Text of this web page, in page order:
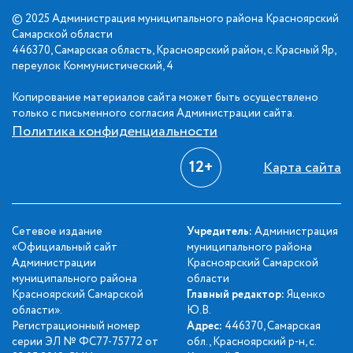
© 2025 Администрация муниципального района Красноярский
Самарской области
446370, Самарская область, Красноярский район, с.Красный Яр,
переулок Коммунистический, 4
Копирование материалов сайта может быть осуществлено
только с письменного согласия Администрации сайта.
Политика конфиденциальности
12+ Карта сайта
Сетевое издание
«Официальный сайт
Администрации
муниципального района
Красноярский Самарской
области».
Регистрационный номер
серии ЭЛ № ФС77-75772 от
Учредитель: Администрация
муниципального района
Красноярский Самарской
области
Главный редактор: Яценко
Ю.В.
Адрес: 446370, Самарская
обл., Красноярский р-н, с.